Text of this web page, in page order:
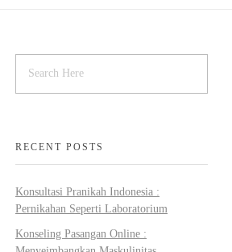
RECENT POSTS
Konsultasi Pranikah Indonesia :
Pernikahan Seperti Laboratorium
Konseling Pasangan Online :